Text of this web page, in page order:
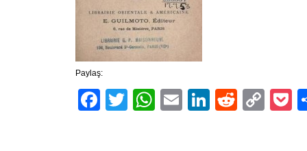
Paylaş:
Facebook
TwitterWhatsApp
EmailLinkedIn
Reddit